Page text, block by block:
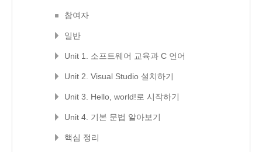
참여자
일반
Unit 1. 소프트웨어 교육과 C 언어
Unit 2. Visual Studio 설치하기
Unit 3. Hello, world!로 시작하기
Unit 4. 기본 문법 알아보기
핵심 정리